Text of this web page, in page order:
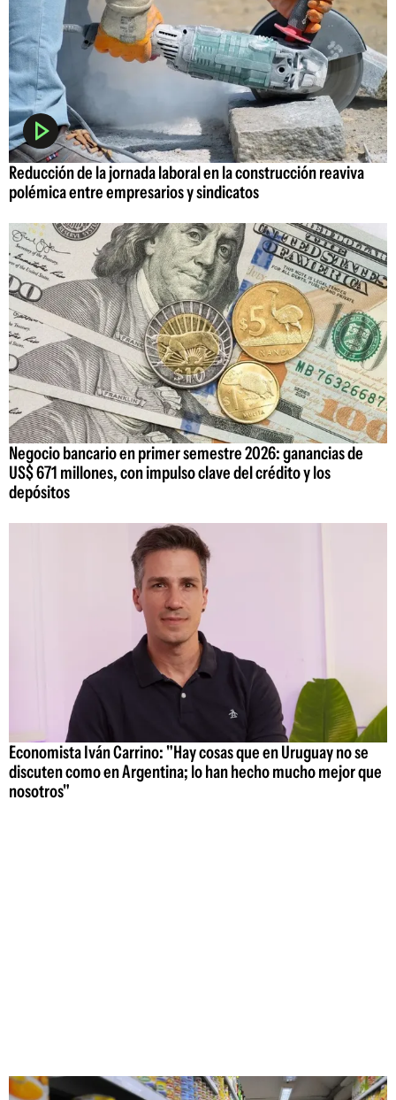
Reducción de la jornada laboral en la construcción reaviva
polémica entre empresarios y sindicatos
Negocio bancario en primer semestre 2026: ganancias de
US$ 671 millones, con impulso clave del crédito y los
depósitos
Economista Iván Carrino: "Hay cosas que en Uruguay no se
discuten como en Argentina; lo han hecho mucho mejor que
nosotros"